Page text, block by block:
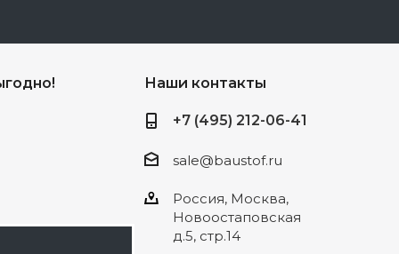
Наши контакты
+7 (495) 212-06-41
sale@baustof.ru
Россия, Москва,
Новоостаповская
д.5, стр.14